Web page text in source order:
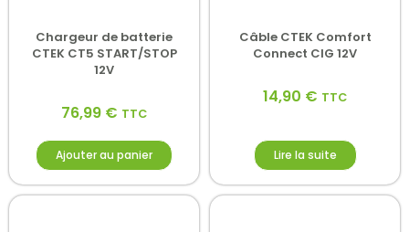
Chargeur de batterie
CTEK CT5 START/STOP
12V
76,99 € TTC
Ajouter au panier
Câble CTEK Comfort
Connect CIG 12V
14,90 € TTC
Lire la suite